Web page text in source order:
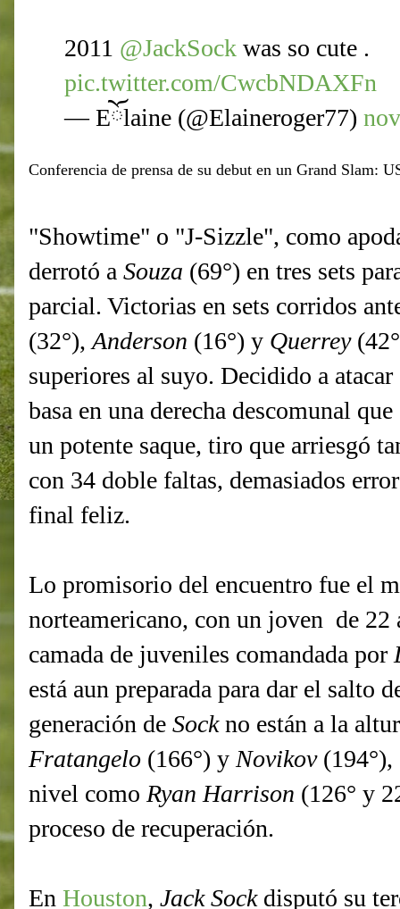
2011 @JackSock was so cute .
pic.twitter.com/CwcbNDAXFn
— Eོlaine (@Elaineroger77)
Conferencia de prensa de su debut en un Grand Slam:
"Showtime" o "J-Sizzle", como
derrotó a Souza (69°) en tres sets
parcial. Victorias en sets corridos
(32°), Anderson (16°) y Querrey
superiores al suyo. Decidido a
basa en una derecha descomunal
un potente saque, tiro que arriesgó
con 34 doble faltas, demasiados
final feliz.
Lo promisorio del encuentro fue el
norteamericano, con un joven de
camada de juveniles comandada por
está aun preparada para dar el salto
generación de Sockno están a la
Fratangelo (166°) y Novikov
nivel como Ryan Harrison (126° y
proceso de recuperación.
En Houston, Jack Sockdisputó su